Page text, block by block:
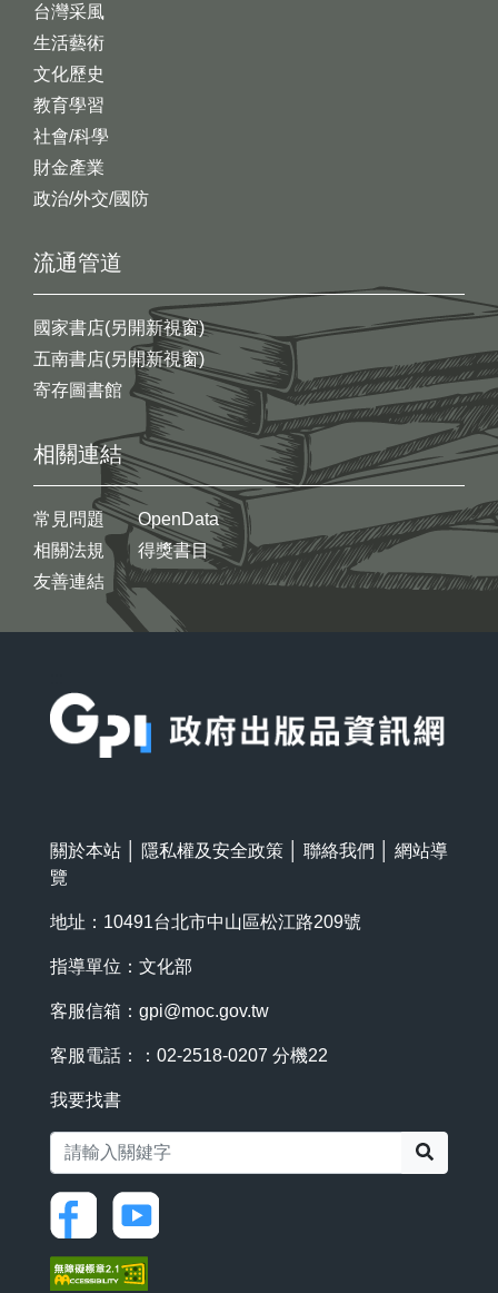
台灣采風
生活藝術
文化歷史
教育學習
社會/科學
財金產業
政治/外交/國防
流通管道
國家書店(另開新視窗)
五南書店(另開新視窗)
寄存圖書館
相關連結
常見問題
相關法規
友善連結
OpenData
得獎書目
關於本站 隱私權及安全政策 聯絡我們
網站導
覽
地址：10491台北市中山區松江路209號
指導單位：文化部
客服信箱： gpi@moc.gov.tw
客服電話：：02-2518-0207 分機22
我要找書